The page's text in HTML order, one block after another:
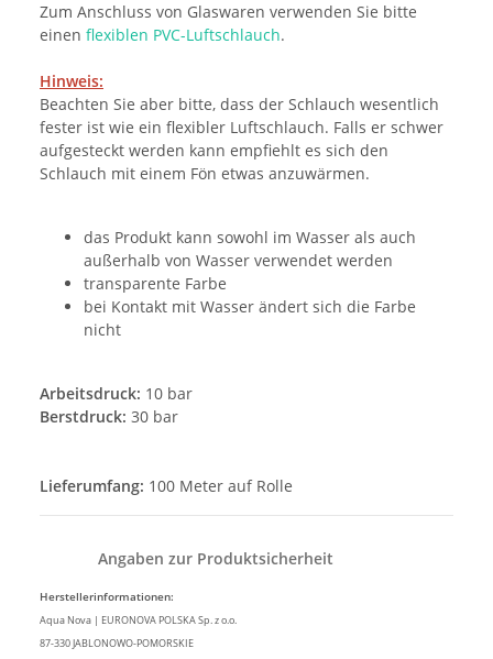
Zum Anschluss von Glaswaren verwenden Sie bitte
einen flexiblen PVC-Luftschlauch.
Hinweis:
Beachten Sie aber bitte, dass der Schlauch wesentlich
fester ist wie ein flexibler Luftschlauch. Falls er schwer
aufgesteckt werden kann empfiehlt es sich den
Schlauch mit einem Fön etwas anzuwärmen.
das Produkt kann sowohl im Wasser als auch
außerhalb von Wasser verwendet werden
transparente Farbe
bei Kontakt mit Wasser ändert sich die Farbe
nicht
Arbeitsdruck: 10 bar
Berstdruck: 30 bar
Lieferumfang: 100 Meter auf Rolle
Angaben zur Produktsicherheit
Herstellerinformationen:
Aqua Nova | EURONOVA POLSKA Sp. z o.o.
87-330 JABLONOWO-POMORSKIE